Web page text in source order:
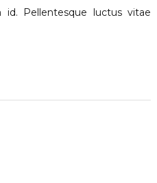
Pellentesque luctus vitae